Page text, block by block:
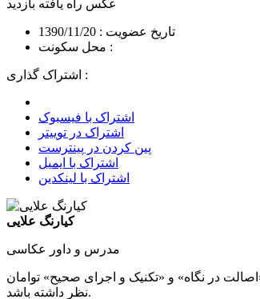
عکس راه یافته بازدید
تاریخ عضویت : 1390/11/20
محل سکونت :
اشتراک گذاری :
اشتراک با فیسبوک
اشتراک در توییتر
پین کردن در پینترست
اشتراک با ایمیل
اشتراک با لینکدین
کیارنگ علایی
مدرس و داور عکاسی
در نگاه» و «تکنیک و اجرای صحیح» توامان
نظر داشته باشد.